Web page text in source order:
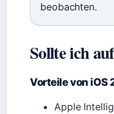
beobachten.
Sollte ich
Vorteile von iOS
Apple